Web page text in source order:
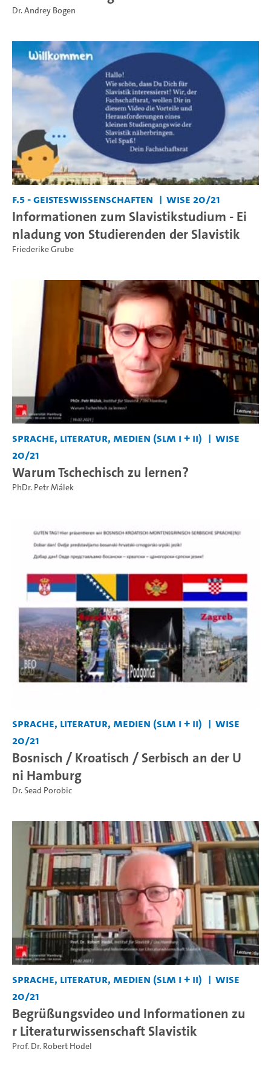
Dr. Andrey Bogen
F.5 - Geisteswissenschaften WiSe 20/21
Informationen zum Slavistikstudium - Ei
nladung von Studierenden der Slavistik
Friederike Grube
Sprache, Literatur, Medien (SLM I + II)
WiSe
20/21
Warum Tschechisch zu lernen?
PhDr. Petr Málek
Sprache, Literatur, Medien (SLM I + II)
WiSe
20/21
Bosnisch / Kroatisch / Serbisch an der U
ni Hamburg
Dr. Sead Porobic
Sprache, Literatur, Medien (SLM I + II)
WiSe
20/21
Begrüßungsvideo und Informationen zu
r Literaturwissenschaft Slavistik
Prof. Dr. Robert Hodel